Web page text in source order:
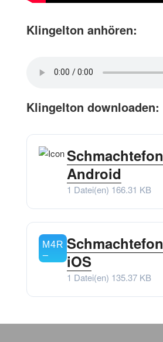
Klingelton anhören:
Klingelton downloaden:
Schmachtefon
Android
1 Datei(en) 166.31 KB
Schmachtefon
iOS
1 Datei(en) 135.37 KB